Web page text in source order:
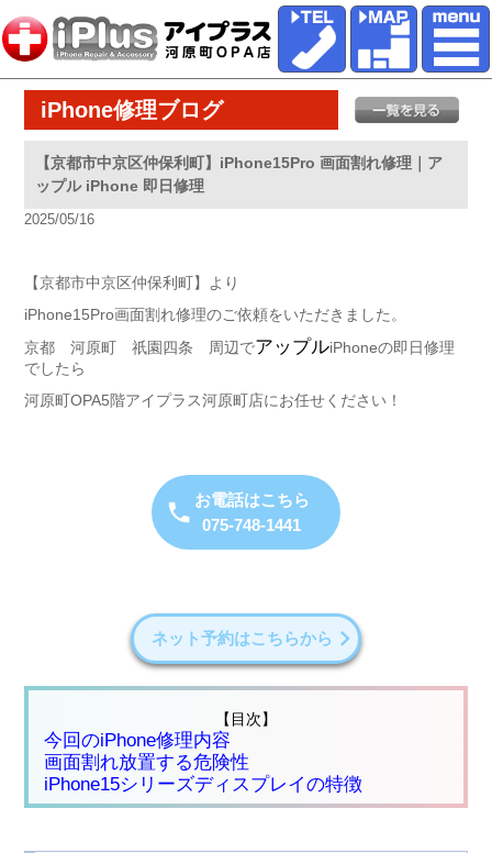
iPhone修理ブログ
【京都市中京区仲保利町】iPhone15Pro 画面割れ修理｜ア
ップル iPhone 即日修理
2025/05/16
【京都市中京区仲保利町】より
iPhone15Pro画面割れ修理のご依頼をいただきました。
京都 河原町 祇園四条 周辺でアップルiPhoneの即日修理
でしたら
河原町OPA5階アイプラス河原町店にお任せください！
お電話はこちら
075-748-1441
ネット予約はこちらから
【目次】
今回のiPhone修理内容
画面割れ放置する危険性
iPhone15シリーズディスプレイの特徴